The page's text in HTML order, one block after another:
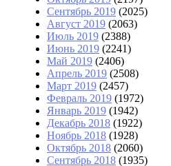
Сентябрь 2019 (2025)
Август 2019 (2063)
Июль 2019 (2388)
Июнь 2019 (2241)
Май 2019 (2406)
Апрель 2019 (2508)
Март 2019 (2457)
Февраль 2019 (1972)
Январь 2019 (1942)
Декабрь 2018 (1922)
Ноябрь 2018 (1928)
Октябрь 2018 (2060)
Сентябрь 2018 (1935)